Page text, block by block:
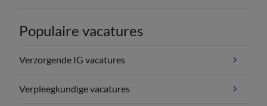
Populaire vacatures
Verzorgende IG vacatures
Verpleegkundige vacatures